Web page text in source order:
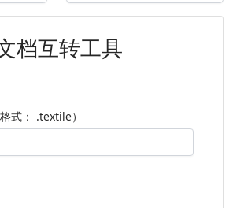
档互转工具
式： .textile）